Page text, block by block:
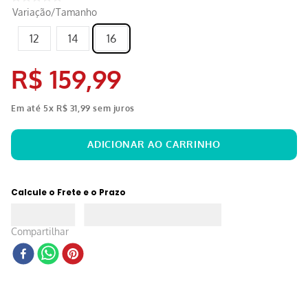
Variação/Tamanho
12 14 16
R$ 159,99
Em até 5x R$ 31 99 sem juros
Calcule o Frete e o Prazo
Compartilhar